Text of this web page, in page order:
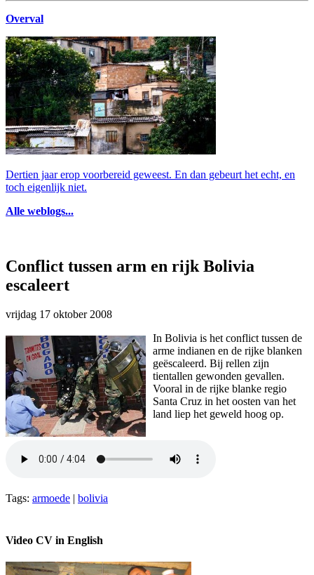
Overval
Dertien jaar erop voorbereid geweest. En dan gebeurt het echt, en
toch eigenlijk niet.
Alle weblogs...
Conflict tussen arm en rijk Bolivia
escaleert
vrijdag 17 oktober 2008
In Bolivia is het conflict tussen de
arme indianen en de rijke blanken
geëscaleerd. Bij rellen zijn
tientallen gewonden gevallen.
Vooral in de rijke blanke regio
Santa Cruz in het oosten van het
land liep het geweld hoog op.
Tags: armoede | bolivia
Video CV in English